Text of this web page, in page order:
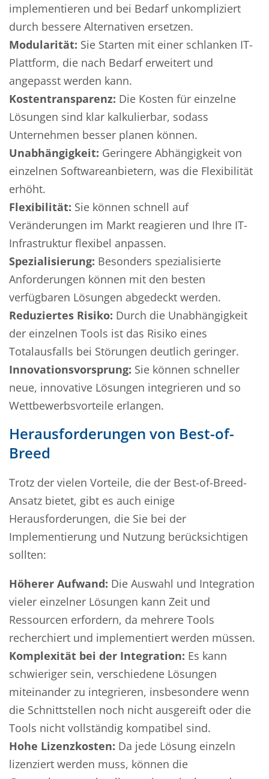
implementieren und bei Bedarf unkompliziert
durch bessere Alternativen ersetzen.
Modularität: Sie Starten mit einer schlanken IT-
Plattform, die nach Bedarf erweitert und
angepasst werden kann.
Kostentransparenz: Die Kosten für einzelne
Lösungen sind klar kalkulierbar, sodass
Unternehmen besser planen können.
Unabhängigkeit: Geringere Abhängigkeit von
einzelnen Softwareanbietern, was die Flexibilität
erhöht.
Flexibilität: Sie können schnell auf
Veränderungen im Markt reagieren und Ihre IT-
Infrastruktur flexibel anpassen.
Spezialisierung: Besonders spezialisierte
Anforderungen können mit den besten
verfügbaren Lösungen abgedeckt werden.
Reduziertes Risiko: Durch die Unabhängigkeit
der einzelnen Tools ist das Risiko eines
Totalausfalls bei Störungen deutlich geringer.
Innovationsvorsprung: Sie können schneller
neue, innovative Lösungen integrieren und so
Wettbewerbsvorteile erlangen.
Herausforderungen von Best-of-
Breed
Trotz der vielen Vorteile, die der Best-of-Breed-
Ansatz bietet, gibt es auch einige
Herausforderungen, die Sie bei der
Implementierung und Nutzung berücksichtigen
sollten:
Höherer Aufwand: Die Auswahl und Integration
vieler einzelner Lösungen kann Zeit und
Ressourcen erfordern, da mehrere Tools
recherchiert und implementiert werden müssen.
Komplexität bei der Integration: Es kann
schwieriger sein, verschiedene Lösungen
miteinander zu integrieren, insbesondere wenn
die Schnittstellen noch nicht ausgereift oder die
Tools nicht vollständig kompatibel sind.
Hohe Lizenzkosten: Da jede Lösung einzeln
lizenziert werden muss, können die